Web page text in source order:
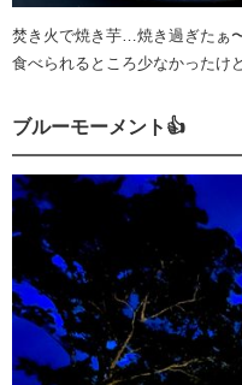
焚き火で焼き芋…焼き過ぎたぁ
食べられるところ少なかったけ
ブルーモーメント👍